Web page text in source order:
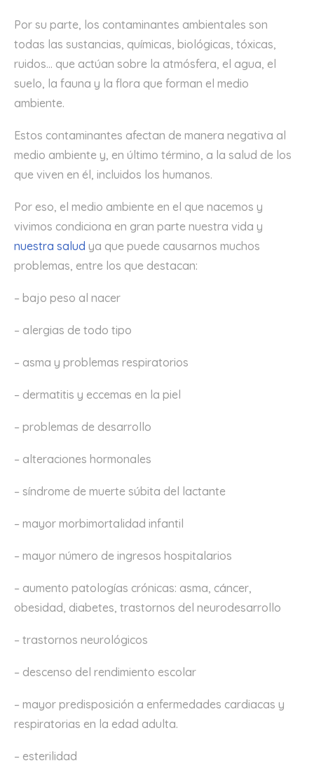
Por su parte, los contaminantes ambientales son
todas las sustancias, químicas, biológicas, tóxicas,
ruidos… que actúan sobre la atmósfera, el agua, el
suelo, la fauna y la flora que forman el medio
ambiente.
Estos contaminantes afectan de manera negativa al
medio ambiente y, en último término, a la salud de los
que viven en él, incluidos los humanos.
Por eso, el medio ambiente en el que nacemos y
vivimos condiciona en gran parte nuestra vida y
nuestra salud ya que puede causarnos muchos
problemas, entre los que destacan:
– bajo peso al nacer
– alergias de todo tipo
– asma y problemas respiratorios
– dermatitis y eccemas en la piel
– problemas de desarrollo
– alteraciones hormonales
– síndrome de muerte súbita del lactante
– mayor morbimortalidad infantil
– mayor número de ingresos hospitalarios
– aumento patologías crónicas: asma, cáncer,
obesidad, diabetes, trastornos del neurodesarrollo
– trastornos neurológicos
– descenso del rendimiento escolar
– mayor predisposición a enfermedades cardiacas y
respiratorias en la edad adulta.
– esterilidad